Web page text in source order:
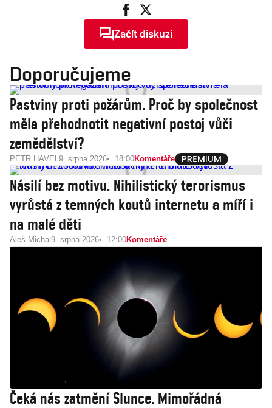
Začít diskuzi
Doporučujeme
Pastviny proti požárům. Proč by společnost
měla přehodnotit negativní postoj vůči
zemědělství?
PETR HAVEL9. srpna 2026 18:00Komentáře
Násilí bez motivu. Nihilistický terorismus
vyrůstá z temných koutů internetu a míří i
na malé děti
Aleš Michal 9. srpna 2026 12:00Komentáře
Čeká nás zatmění Slunce. Mimořádná